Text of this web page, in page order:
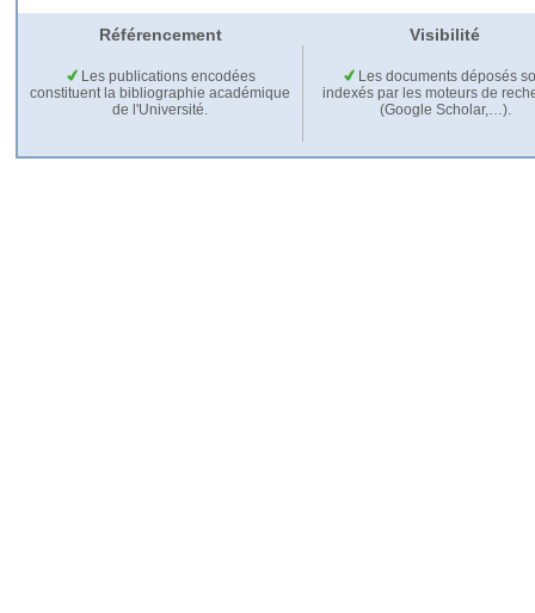
Référencement Visibilité
Les publications encodées
constituent la bibliographie académique
de l'Université.
Les documents déposés
indexés par les moteurs de
(Google Scholar,…).